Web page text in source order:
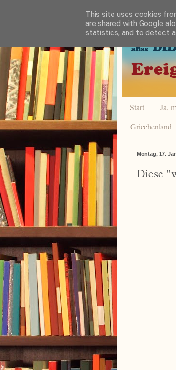
Start Ja,
Griechenland
Montag, 17.
Diese
This site uses cookies
are shared with Google
statistics, and to detect